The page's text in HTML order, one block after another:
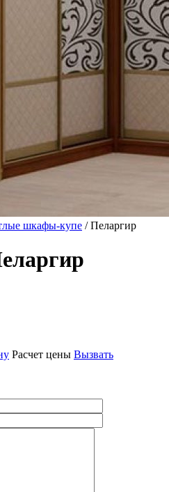
шкафы-купе / Пеларгир
Расчет цены Вызвать